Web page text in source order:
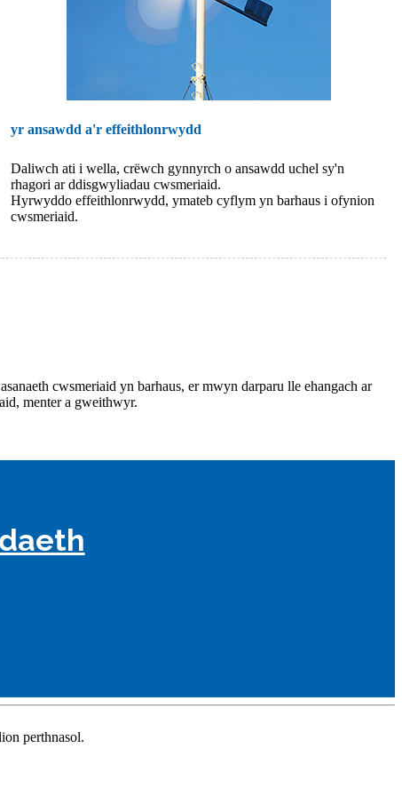
yr ansawdd a'r effeithlonrwydd
Daliwch ati i wella, crëwch gynnyrch o ansawdd uchel sy'n
rhagori ar ddisgwyliadau cwsmeriaid.
Hyrwyddo effeithlonrwydd, ymateb cyflym yn barhaus i ofynion
cwsmeriaid.
cwsmeriaid yn barhaus, er mwyn darparu lle ehangach ar
menter a gweithwyr.
perthnasol.